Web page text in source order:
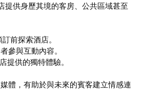
提供身歷其境的客房、公共區域甚至
前探索酒店。
參與互動內容。
提供的獨特體驗。
體，有助於與未來的賓客建立情感連